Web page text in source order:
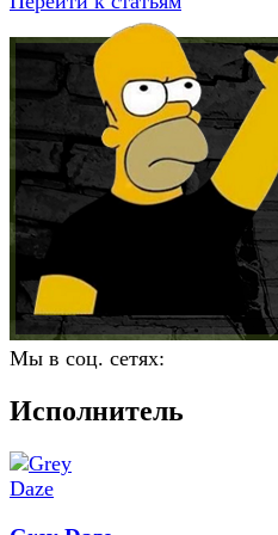
Мы в соц. сетях:
Исполнитель